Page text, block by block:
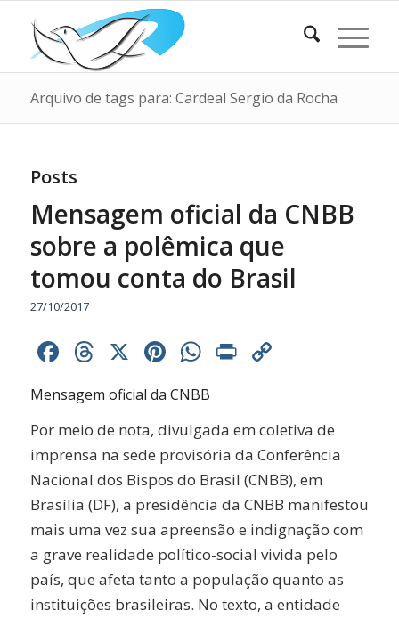
Arquivo de tags para: Cardeal Sergio da Rocha
Posts
Mensagem oficial da CNBB
sobre a polêmica que
tomou conta do Brasil
27/10/2017
Facebook
Threads
X Pinterest
WhatsApp
Print
Mensagem oficial da CNBB
Por meio de nota, divulgada em coletiva de
imprensa na sede provisória da Conferência
Nacional dos Bispos do Brasil (CNBB), em
Brasília (DF), a presidência da CNBB manifestou
mais uma vez sua apreensão e indignação com
a grave realidade político-social vivida pelo
país, que afeta tanto a população quanto as
instituições brasileiras. No texto, a entidade